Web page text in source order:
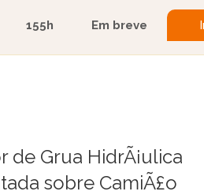
155h Em breve
de Grua HidrÃ¡ulica
sobre CamiÃ£o